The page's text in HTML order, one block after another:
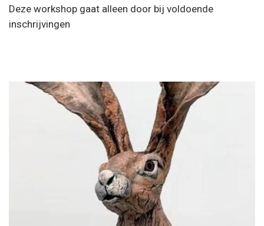
Deze workshop gaat alleen door bij voldoende
inschrijvingen